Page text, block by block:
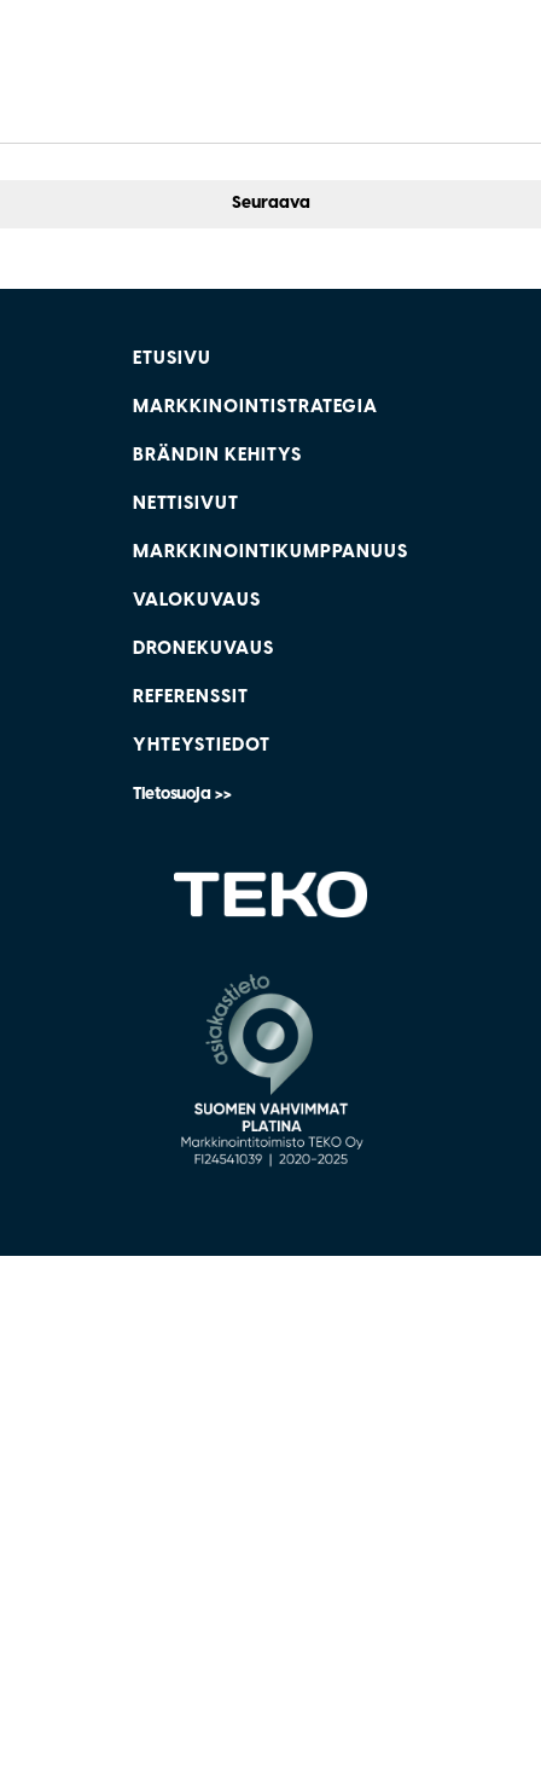
Seuraava
ETUSIVU
MARKKINOINTISTRATEGIA
BRÄNDIN KEHITYS
NETTISIVUT
MARKKINOINTIKUMPPANUUS
VALOKUVAUS
DRONEKUVAUS
REFERENSSIT
YHTEYSTIEDOT
Tietosuoja >>